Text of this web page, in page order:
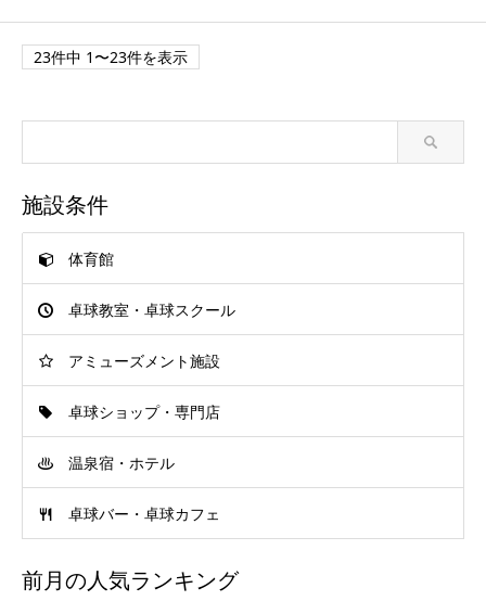
23件中 1〜23件を表示
施設条件
体育館
卓球教室・卓球スクール
アミューズメント施設
卓球ショップ・専門店
温泉宿・ホテル
卓球バー・卓球カフェ
前月の人気ランキング